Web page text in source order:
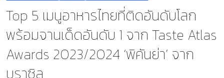
Top 5 เมนูอาหารไทยที่ติดอันดับโลก
พร้อมจานเด็ดอันดับ 1 จาก Taste Atlas
Awards 2023/2024 ‘พิคันย่า’ จาก
บราซิล